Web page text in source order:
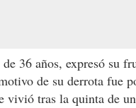
36 años, expresó su
de su derrota fue
vivió tras la quinta de